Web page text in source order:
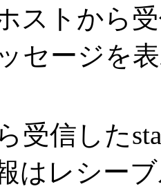
ストから
セージを
受信した
はレシー